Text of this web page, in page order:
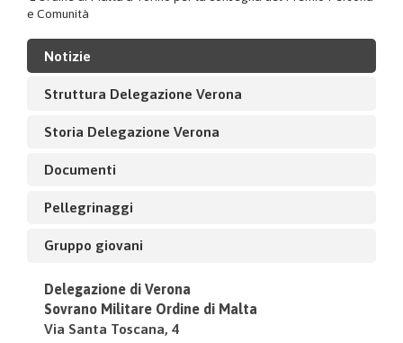
e Comunità
Notizie
Struttura Delegazione Verona
Storia Delegazione Verona
Documenti
Pellegrinaggi
Gruppo giovani
Delegazione di Verona
Sovrano Militare Ordine di Malta
Via Santa Toscana, 4